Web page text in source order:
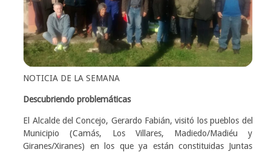
NOTICIA DE LA SEMANA
Descubriendo problemáticas
El Alcalde del Concejo, Gerardo Fabián, visitó los pueblos del
Municipio (Camás, Los Villares, Madiedo/Madiéu y
Giranes/Xiranes) en los que ya están constituidas Juntas